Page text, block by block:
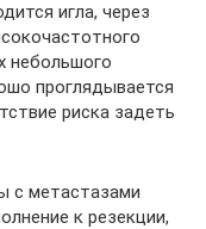
игла, через
небольшого
проглядывается
риска задеть
с метастазами
к резекции,